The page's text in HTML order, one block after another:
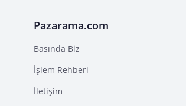
Pazarama.com
Basında Biz
İşlem Rehberi
İletişim